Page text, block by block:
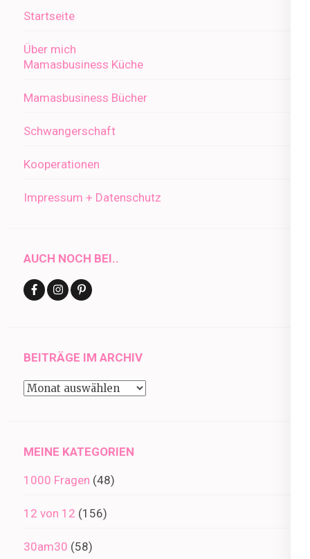
Startseite
Über mich
Mamasbusiness Küche
Mamasbusiness Bücher
Schwangerschaft
Kooperationen
Impressum + Datenschutz
AUCH NOCH BEI..
BEITRÄGE IM ARCHIV
Beiträge
MEINE KATEGORIEN
1000 Fragen (48)
12 von 12 (156)
30am30 (58)